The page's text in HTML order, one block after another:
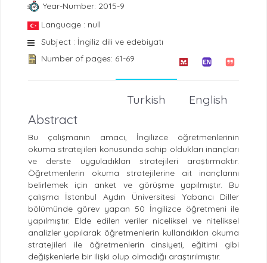
Year-Number: 2015-9
Language : null
Subject : İngiliz dili ve edebiyatı
Number of pages: 61-69
English
Turkish
Abstract
Bu çalışmanın amacı, İngilizce öğretmenlerinin
okuma stratejileri konusunda sahip oldukları inançları
ve derste uyguladıkları stratejileri araştırmaktır.
Öğretmenlerin okuma stratejilerine ait inançlarını
belirlemek için anket ve görüşme yapılmıştır. Bu
çalışma İstanbul Aydın Üniversitesi Yabancı Diller
bölümünde görev yapan 50 İngilizce öğretmeni ile
yapılmıştır. Elde edilen veriler niceliksel ve niteliksel
analizler yapılarak öğretmenlerin kullandıkları okuma
stratejileri ile öğretmenlerin cinsiyeti, eğitimi gibi
değişkenlerle bir ilişki olup olmadığı araştırılmıştır.